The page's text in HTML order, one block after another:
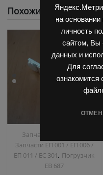
на
личность
сайтом, Вы
данных и
Для
ознакомится
Похожие
Запчасти Балканкар
Запчасти ЕП 001 / ЕП 006 /
ЕП 011 / ЕС 301, Погрузчик
ЕВ 687